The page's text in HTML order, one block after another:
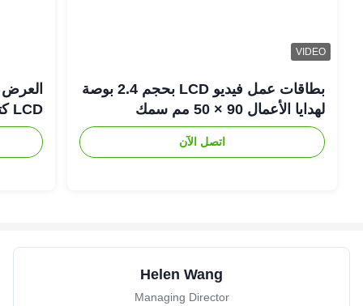
VIDEO
بطاقات عمل فيديو LCD بحجم 2.4 بوصة
لهدايا الأعمال 90 × 50 مم سمك
اتصل الآن
LCD كتيب تقويم مكتب
Helen Wang
Managing Director